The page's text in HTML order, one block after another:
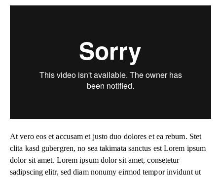
At vero eos et accusam et justo duo dolores et ea rebum. Stet
clita kasd gubergren, no sea takimata sanctus est Lorem ipsum
dolor sit amet. Lorem ipsum dolor sit amet, consetetur
sadipscing elitr, sed diam nonumy eirmod tempor invidunt ut